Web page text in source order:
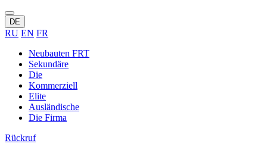
DE
RU EN FR
Neubauten FRT
Sekundäre
Die
Kommerziell
Elite
Ausländische
Die Firma
Rückruf